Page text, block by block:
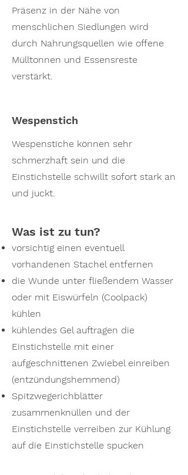
Präsenz in der Nähe von
menschlichen Siedlungen wird
durch Nahrungsquellen wie offene
Mülltonnen und Essensreste
verstärkt.
Wespenstich
Wespenstiche können sehr
schmerzhaft sein und die
Einstichstelle schwillt sofort stark an
und juckt.
Was ist zu tun?
vorsichtig einen eventuell
vorhandenen Stachel entfernen
die Wunde unter fließendem Wasser
oder mit Eiswürfeln (Coolpack)
kühlen
kühlendes Gel auftragen die
Einstichstelle mit einer
aufgeschnittenen Zwiebel einreiben
(entzündungshemmend)
Spitzwegerichblätter
zusammenknüllen und der
Einstichstelle verreiben zur Kühlung
auf die Einstichstelle spucken